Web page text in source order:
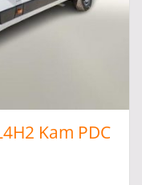
Kam PDC